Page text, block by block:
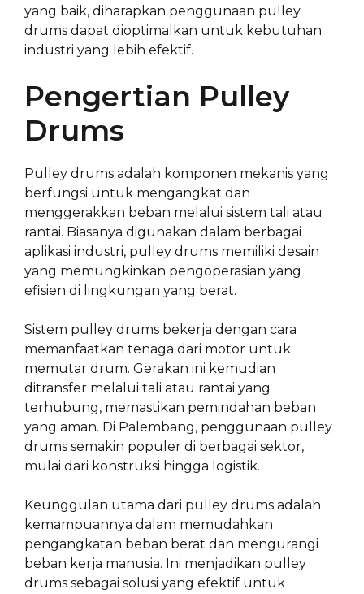
yang baik, diharapkan penggunaan pulley
drums dapat dioptimalkan untuk kebutuhan
industri yang lebih efektif.
Pengertian Pulley
Drums
Pulley drums adalah komponen mekanis yang
berfungsi untuk mengangkat dan
menggerakkan beban melalui sistem tali atau
rantai. Biasanya digunakan dalam berbagai
aplikasi industri, pulley drums memiliki desain
yang memungkinkan pengoperasian yang
efisien di lingkungan yang berat.
Sistem pulley drums bekerja dengan cara
memanfaatkan tenaga dari motor untuk
memutar drum. Gerakan ini kemudian
ditransfer melalui tali atau rantai yang
terhubung, memastikan pemindahan beban
yang aman. Di Palembang, penggunaan pulley
drums semakin populer di berbagai sektor,
mulai dari konstruksi hingga logistik.
Keunggulan utama dari pulley drums adalah
kemampuannya dalam memudahkan
pengangkatan beban berat dan mengurangi
beban kerja manusia. Ini menjadikan pulley
drums sebagai solusi yang efektif untuk